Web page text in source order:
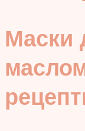
Маски